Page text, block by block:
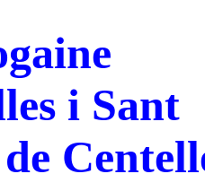
i Sant